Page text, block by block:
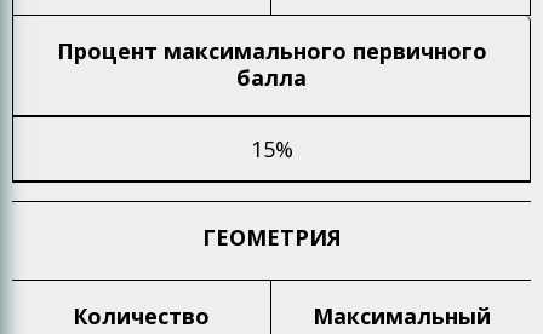
Процент максимального первичного
балла
15%
ГЕОМЕТРИЯ
Количество
Максимальный